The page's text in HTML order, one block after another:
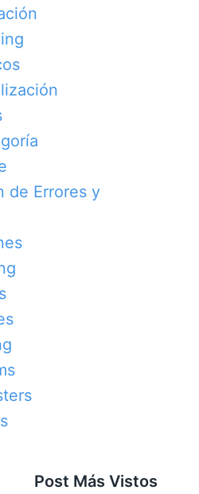
de Errores y
Post Más Vistos